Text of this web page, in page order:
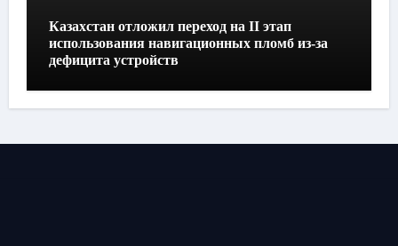
Казахстан отложил переход на II этап
использования навигационных пломб из-за
дефицита устройств